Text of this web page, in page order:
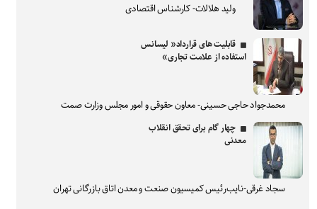
ولید هلالات- کارشناس اقتصادی
قابلیت های قرارداد« لیسانس
استفاده از علامت تجاری»
محمدجواد حاجی حسینی- معاون حقوقی و امور مجلس وزارت صمت
چهار گام برای تحقق انقلاب
معدنی
سجاد غرقی-نایب‌رئیس کمیسیون صنعت و معدن اتاق بازرگانی تهران